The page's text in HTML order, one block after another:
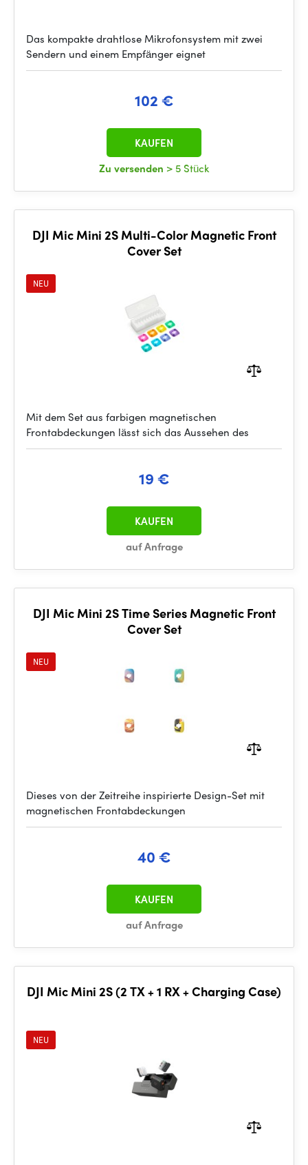
Das kompakte drahtlose Mikrofonsystem mit zwei
Sendern und einem Empfänger eignet
102 €
Zu versenden > 5 Stück
KAUFEN
DJI Mic Mini 2S Multi-Color Magnetic Front
Cover Set
NEU
Mit dem Set aus farbigen magnetischen
Frontabdeckungen lässt sich das Aussehen des
19 €
auf Anfrage
KAUFEN
DJI Mic Mini 2S Time Series Magnetic Front
Cover Set
NEU
Dieses von der Zeitreihe inspirierte Design-Set mit
magnetischen Frontabdeckungen
40 €
auf Anfrage
KAUFEN
DJI Mic Mini 2S (2 TX + 1 RX + Charging Case)
NEU